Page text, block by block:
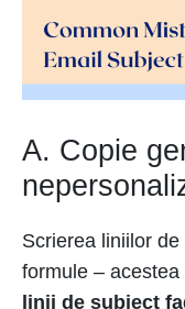
A. Copie
Scrierea liniilor
formule –
linii de subiect